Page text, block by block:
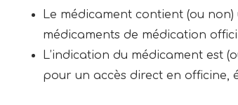
Le médicament contient (ou non)
médicaments de médication
L’indication du médicament est
pour un accès direct en officine,